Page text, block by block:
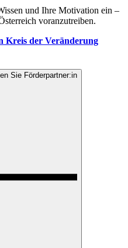
und Ihre Motivation ein –
voranzutreiben.
Kreis der Veränderung
Sie Förderpartner:in